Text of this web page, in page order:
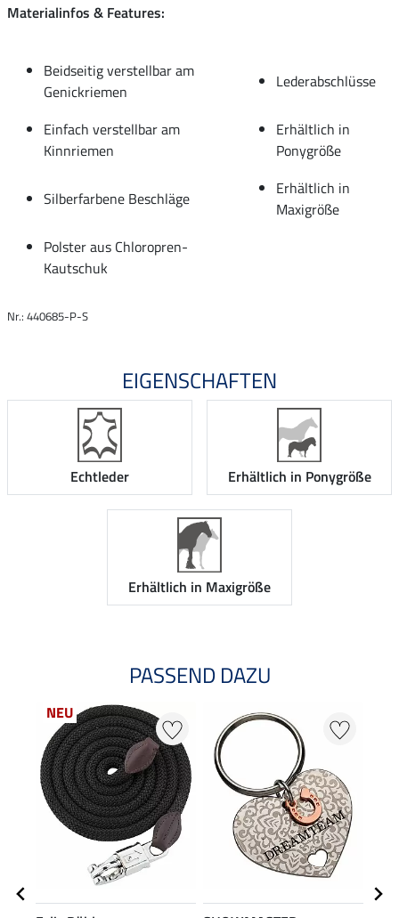
Materialinfos & Features:
Beidseitig verstellbar am
Genickriemen
Lederabschlüsse
Einfach verstellbar am
Kinnriemen
Erhältlich in
Ponygröße
Silberfarbene Beschläge
Erhältlich in
Maxigröße
Polster aus Chloropren-
Kautschuk
Nr.: 440685-P-S
EIGENSCHAFTEN
Echtleder Erhältlich in Ponygröße
Erhältlich in Maxigröße
PASSEND DAZU
NEU